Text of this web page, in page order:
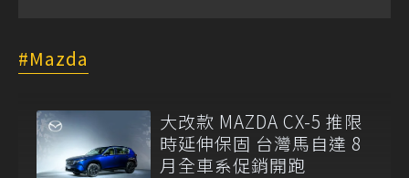
Mazda
大改款 MAZDA CX-5 推限
時延伸保固 台灣馬自達 8
月全車系促銷開跑